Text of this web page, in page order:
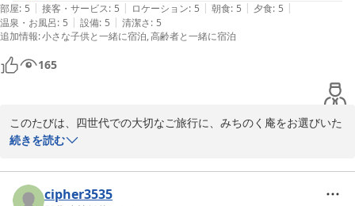
以前より当庵へお越しになりたいと思ってくださっていたとのこ
と、そのお気持ちを思うと、胸がいっぱいになりました。
今回はご一緒にお迎えすることは叶いませんでしたが、お父様のお
またいつの日か、静かな山あいの宿でお迎えできますことを、心よ
りお待ち申し上げております。
四季の宿みちのく庵
2026-06-28
うなものでとても嬉しかったです。
部屋: 5 | 接客・サービス: 5 | ロケーション: 5 | 朝食: 5 | 夕食: 5 |
温泉・お風呂: 5 | 設備: 5 | 清潔さ: 5
追加情報:小さな子供と一緒に宿泊 高齢者と一緒に宿泊
165
このたびは、四世代での大切なご旅行に、みちのく庵をお選びいた
だき誠にありがとうございました。
お部屋の温泉や個室でのお食事を、皆さまでゆっくりとお楽しみい
ただけたご様子を伺い、大変うれしく拝読いたしました。
続きを読む
cipher3535